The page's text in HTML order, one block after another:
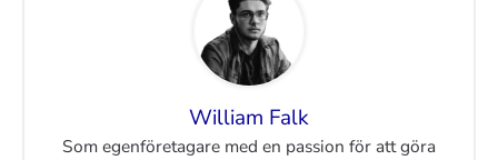
William Falk
Som egenföretagare med en passion för att göra